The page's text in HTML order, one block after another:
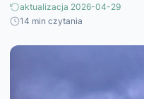
aktualizacja 2026-04-29
14 min czytania